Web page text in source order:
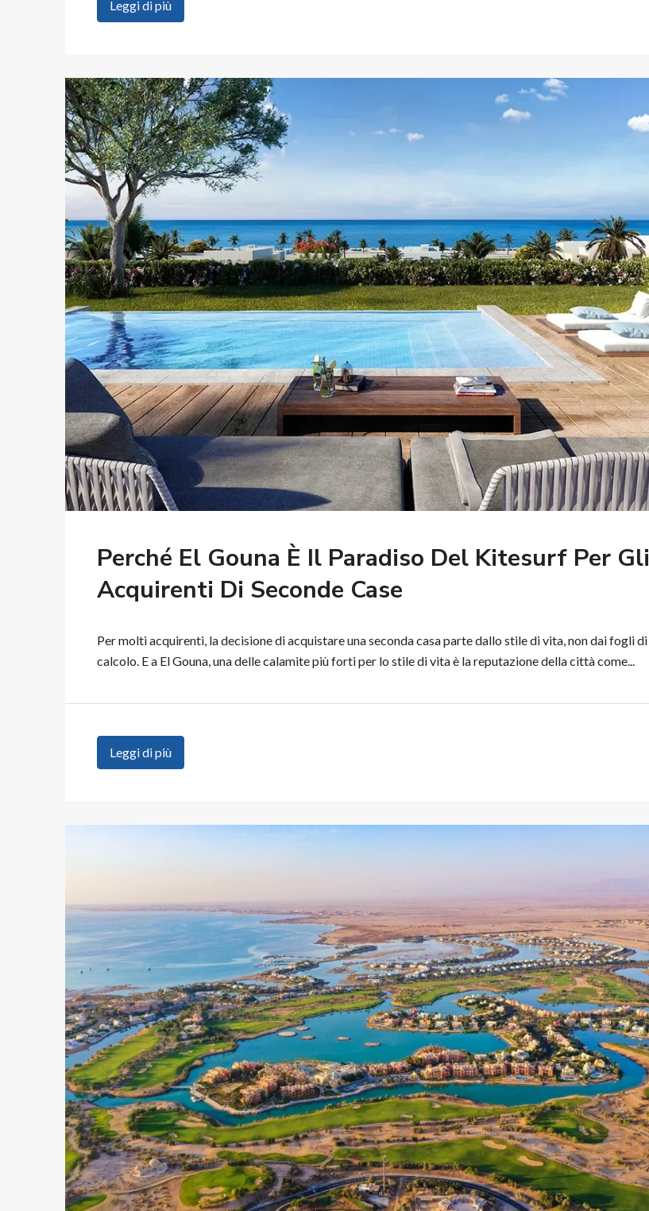
Leggi di più
Perché El Gouna È Il Paradiso Del Kitesurf Per Gli
Acquirenti Di Seconde Case
Per molti acquirenti, la decisione di acquistare una seconda casa parte dallo stile di vita, non dai fogli di
calcolo. E a El Gouna, una delle calamite più forti per lo stile di vita è la reputazione della città come...
Leggi di più